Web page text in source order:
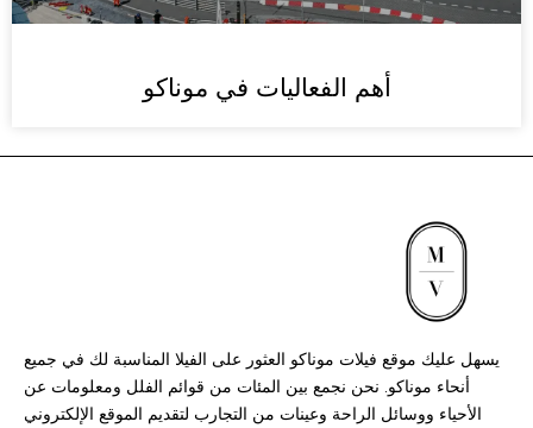
أهم الفعاليات في موناكو
يسهل عليك موقع فيلات موناكو العثور على الفيلا المناسبة لك في جميع
أنحاء موناكو. نحن نجمع بين المئات من قوائم الفلل ومعلومات عن
الأحياء ووسائل الراحة وعينات من التجارب لتقديم الموقع الإلكتروني